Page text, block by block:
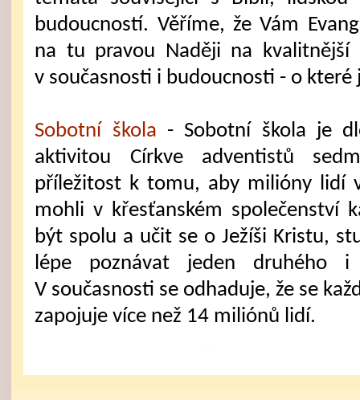
budoucností. Věříme, že Vám
na tu pravou Naději na kvalitnější
v současnosti i budoucnosti - o
Sobotní škola - Sobotní škola je
aktivitou Církve adventistů
příležitost k tomu, aby milióny lidí
mohli v křesťanském společenství
být spolu a učit se o Ježíši Kristu,
lépe poznávat jeden druhého
V současnosti se odhaduje, že se
zapojuje více než 14 miliónů lidí.